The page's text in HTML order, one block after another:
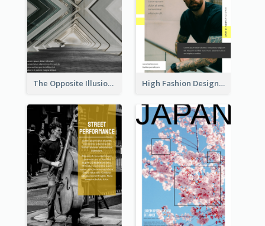
The Opposite Illusion Photography Flyer High Fashion Designer Flyer